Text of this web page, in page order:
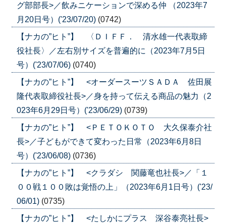
グ部部長>／飲みニケーションで深める仲 （2023年7
月20日号）('23/07/20) (0742)
【ナカの”ヒト”】 〈ＤＩＦＦ． 清水雄一代表取締
役社長〉／左右別サイズを普遍的に（2023年7月5日
号）('23/07/06) (0740)
【ナカの”ヒト”】 <オーダースーツＳＡＤＡ 佐田展
隆代表取締役社長>／身を持って伝える商品の魅力（2
023年6月29日号）('23/06/29) (0739)
【ナカの”ヒト”】 <ＰＥＴＯＫＯＴＯ 大久保泰介社
長>／子どもができて変わった日常（2023年6月8日
号）('23/06/08) (0736)
【ナカの”ヒト”】 <クラダシ 関藤竜也社長>／「１
００戦１００敗は覚悟の上」（2023年6月1日号）('23/
06/01) (0735)
【ナカの”ヒト”】 <たしかにプラス 深谷泰亮社長>